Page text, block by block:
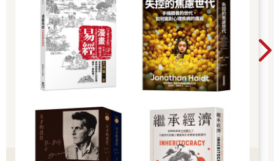
研討會日益活躍，我受邀主持《不明白播客》聽眾東京見面會
時，東京大學教室內擠滿了華人觀眾。不僅如此，與中國頗有淵
源的書店陸續成立；甚至連教育領域也傳出類似消息，中國家長
不惜重金投資孩子參加日本的中學入學考試。
這本書正式的寫作計畫始於二○二三年年底。我愈發希望系統性地
整理，並且呈現這一波中國新移民群體的背景，除了掌握這群人
我一邊盯著電腦螢幕寫作，一邊多次前往地方城市補充實地調
查。當時，一位負責對華事務的日本外交官對我說過一句令人印
象深刻的話：「這個群體往後的規模，或許足以在參議院選舉中